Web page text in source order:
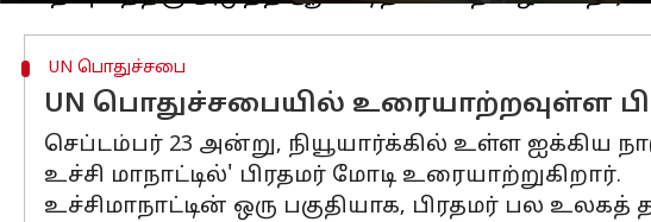
UN பொதுச்சபை
UN பொதுச்சபையில் உரையாற்றவுள்ள
செப்டம்பர் 23 அன்று, நியூயார்க்கில் உள்ள ஐக்கிய
உச்சி மாநாட்டில்' பிரதமர் மோடி உரையாற்றுகிறார்.
உச்சிமாநாட்டின் ஒரு பகுதியாக, பிரதமர் பல